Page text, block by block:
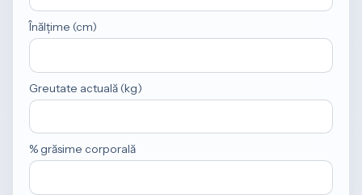
Înălțime (cm)
Greutate actuală (kg)
% grăsime corporală